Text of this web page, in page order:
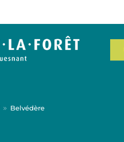
9 Belvédère